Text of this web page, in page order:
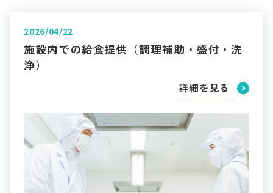
2026/04/22
施設内での給食提供（調理補助・盛付・洗
浄）
詳細を見る